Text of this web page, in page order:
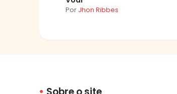
Por Jhon Ribbes